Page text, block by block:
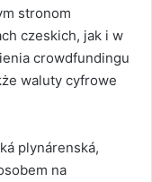
stronom
czeskich, jak i w
crowdfundingu
waluty cyfrowe
plynárenská,
na